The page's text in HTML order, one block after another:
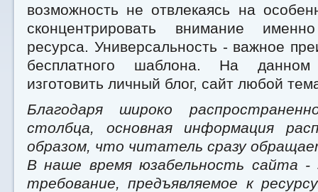
возможность не отвлекаясь на
сконцентрировать внимание
ресурса. Универсальность - важное
бесплатного шаблона. На
изготовить личный блог, сайт любой
Благодаря широко
столбца, основная информация
образом, что читатель сразу
В наше время юзабельность сайта -
требование, предъявляемое к